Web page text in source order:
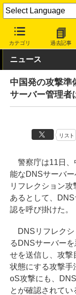
カテゴリ 過去記事
INTERNET Watch ト
ニュース
中国発の攻撃準
サーバー管理者
リスト
警察庁は11日、
能なDNSサーバ
リフレクション
あるとして、
認を呼び掛けた。
DNSリフレクシ
るDNSサーバー
せを送信し、攻撃
状態にする攻撃手
oS攻撃にも、
とが確認されてい